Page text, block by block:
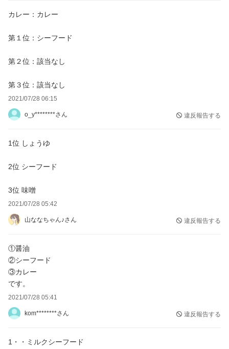
カレー：カレー
第１位：シーフード
第２位：該当なし
第３位：該当なし
2021/07/28 06:15
o_y********さん 違反報告する
1位 しょうゆ
2位 シーフード
3位 味噌
2021/07/28 05:42
山ななちゃん♪さん 違反報告する
①醤油
②シーフード
③カレー
です。
2021/07/28 05:41
kom********さん 違反報告する
1・・ミルクシーフード